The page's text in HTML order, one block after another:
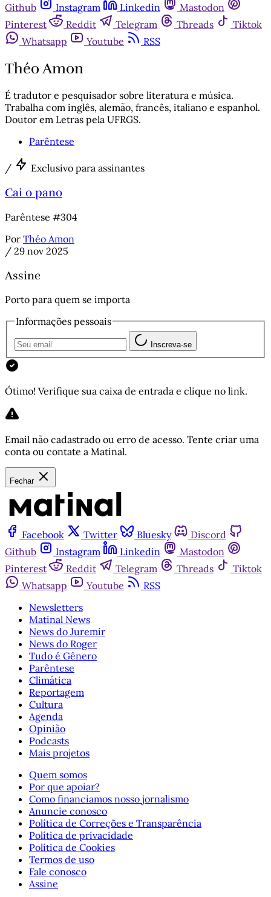
Github
Instagram Linkedin
Mastodon
Pinterest
Reddit Telegram Threads
Tiktok
Whatsapp
Youtube RSS
Théo Amon
É tradutor e pesquisador sobre literatura e música.
Trabalha com inglês, alemão, francês, italiano e espanhol.
Doutor em Letras pela UFRGS.
Parêntese
/ Exclusivo para assinantes
Cai o pano
Parêntese #304
Por Théo Amon
/ 29 nov 2025
Assine
Porto para quem se importa
Informações pessoais
Inscreva-se
Ótimo! Verifique sua caixa de entrada e clique no link.
Email não cadastrado ou erro de acesso. Tente criar uma
conta ou contate a Matinal.
Fechar
Facebook Twitter Bluesky
Discord
Github
Instagram Linkedin
Mastodon
Pinterest
Reddit Telegram Threads
Tiktok
Whatsapp
Youtube
RSS
Newsletters
Matinal News
News do Juremir
News do Roger
Tudo é Gênero
Parêntese
Climática
Reportagem
Cultura
Agenda
Opinião
Podcasts
Mais projetos
Quem somos
Por que apoiar?
Como financiamos nosso jornalismo
Anuncie conosco
Política de Correções e Transparência
Política de privacidade
Política de Cookies
Termos de uso
Fale conosco
Assine